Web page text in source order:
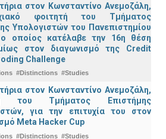
στον Κωνσταντίνο Ανεμοζάλη,
φοιτητή του Τμήματος
Υπολογιστών του Πανεπιστημίου
οποίος κατέλαβε την 16η θέση
στον διαγωνισμό της Credit
Challenge
#Distinctions #Studies
στον Κωνσταντίνο Ανεμοζάλη,
του Τμήματος Επιστήμης
για την επιτυχία του στον
Meta Hacker Cup
#Distinctions #Studies